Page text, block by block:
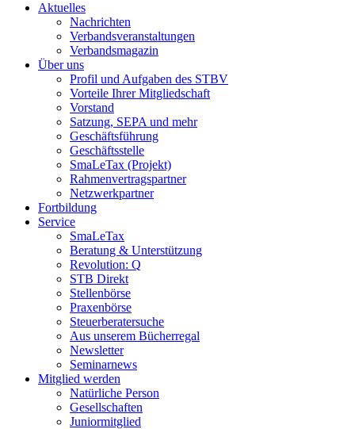
Aktuelles
Nachrichten
Verbandsveranstaltungen
Verbandsmagazin
Über uns
Profil und Aufgaben des STBV
Vorteile Ihrer Mitgliedschaft
Vorstand
Satzung, SEPA und mehr
Geschäftsführung
Geschäftsstelle
SmaLeTax (Projekt)
Rahmenvertragspartner
Netzwerkpartner
Fortbildung
Service
SmaLeTax
Beratung & Unterstützung
Revolution: Q
STB Direkt
Stellenbörse
Praxenbörse
Steuerberatersuche
Aus unserem Bücherregal
Newsletter
Seminarnews
Mitglied werden
Natürliche Person
Gesellschaften
Juniormitglied